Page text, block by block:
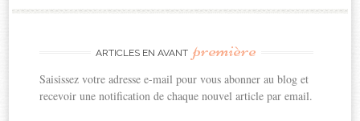
ARTICLES EN AVANT première
Saisissez votre adresse e-mail pour vous abonner au blog et
recevoir une notification de chaque nouvel article par email.